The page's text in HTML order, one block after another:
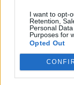
I want to opt-
Retention,
Personal
Purposes for
Opted Out
από το ένα
κύκλος
Ρινική
την